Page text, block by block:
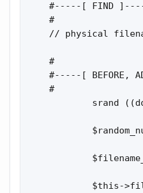
#-----[ FIND
    #
// physical
    #
#-----[ BEFORE,
    #
srand
$this-